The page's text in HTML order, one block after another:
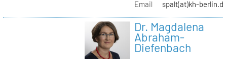
Email
spalt(at)kh-
Dr. Magdalena
Abraham-
Diefenbach